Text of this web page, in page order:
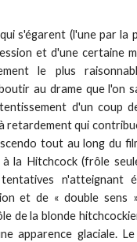
s'égarent (l'une par la
et d'une certaine
le plus
au drame que l'on
d'un coup
retardement qui
tout au long du
la Hitchcock (frôle
n'atteignant
et de « double sens
de la blonde
apparence glaciale.